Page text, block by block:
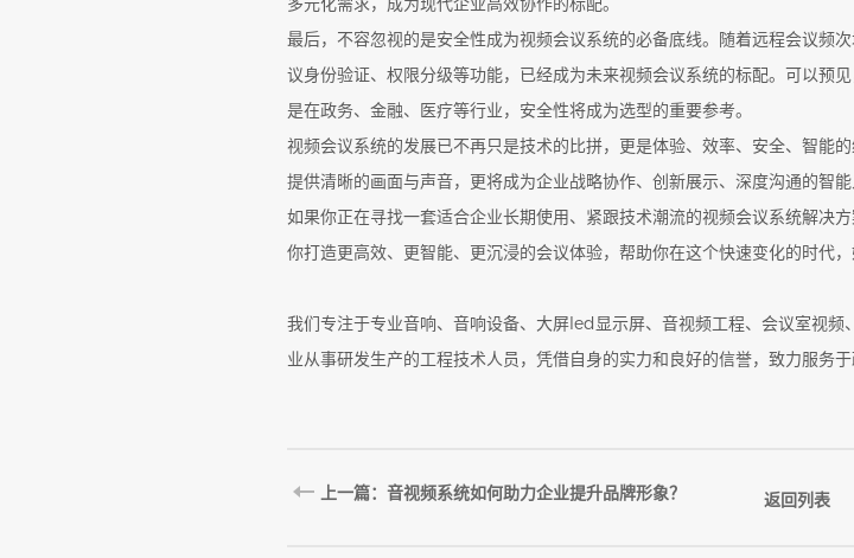
最后，不容忽视的是安全性成为视频会议系统的必备底线。随着远程会议频
议身份验证、权限分级等功能，已经成为未来视频会议系统的标配。可以预
是在政务、金融、医疗等行业，安全性将成为选型的重要参考。
视频会议系统的发展已不再只是技术的比拼，更是体验、效率、安全、智能
提供清晰的画面与声音，更将成为企业战略协作、创新展示、深度沟通的智能
如果你正在寻找一套适合企业长期使用、紧跟技术潮流的视频会议系统解决
你打造更高效、更智能、更沉浸的会议体验，帮助你在这个快速变化的时代，
我们专注于专业音响、音响设备、大屏led显示屏、音视频工程、会议室视
业从事研发生产的工程技术人员，凭借自身的实力和良好的信誉，致力服务
上一篇：音视频系统如何助力企业提升品牌形象？ 返回列表